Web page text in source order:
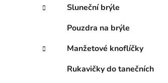
Sluneční brýle
Pouzdra na brýle
Manžetové knoflíčky
Rukavičky do tanečních